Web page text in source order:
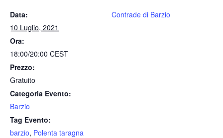
Data:
10 Luglio, 2021
Ora:
18:00/20:00 CEST
Prezzo:
Gratuito
Categoria Evento:
Barzio
Tag Evento:
barzio, Polenta taragna
Contrade di Barzio